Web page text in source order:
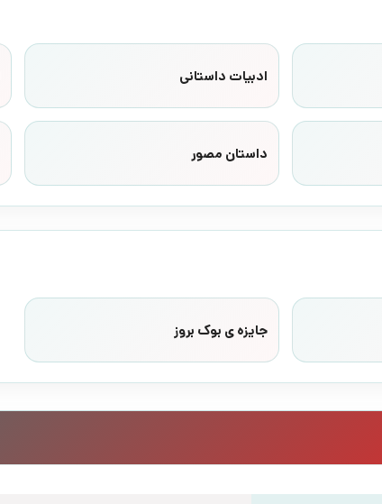
ادبیات داستانی
داستان مصور
جایزه ی بوک بروز